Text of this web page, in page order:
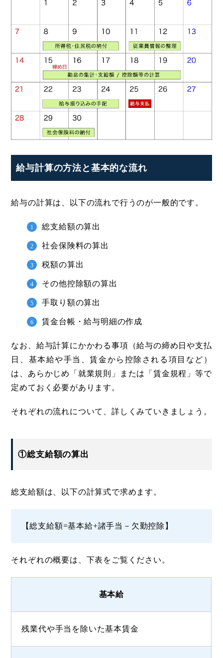
給与計算の方法と基本的な流れ
給与の計算は、以下の流れで行うのが一般的です。
総支給額の算出
社会保険料の算出
税額の算出
その他控除額の算出
手取り額の算出
賃金台帳・給与明細の作成
なお、給与計算にかかわる事項（給与の締め日や支払
日、基本給や手当、賃金から控除される項目など）
は、あらかじめ「就業規則」または「賃金規程」等で
定めておく必要があります。
それぞれの流れについて、詳しくみていきましょう。
①総支給額の算出
総支給額は、以下の計算式で求めます。
【総支給額=基本給+諸手当－欠勤控除】
それぞれの概要は、下表をご覧ください。
基本給
残業代や手当を除いた基本賃金